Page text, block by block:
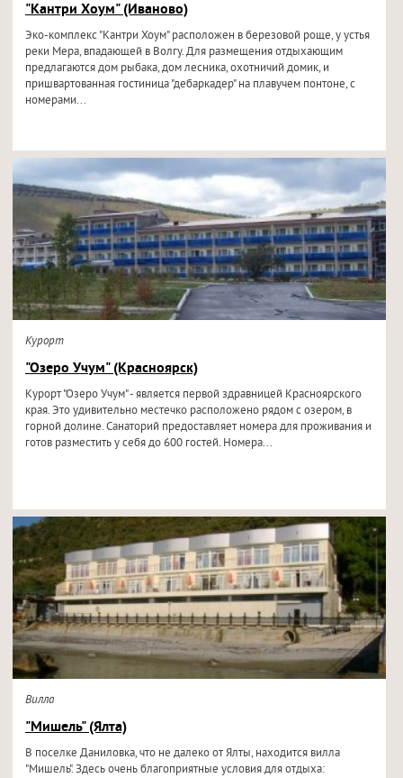
"Кантри Хоум" (Иваново)
Эко-комплекс "Кантри Хоум" расположен в березовой роще, у устья
реки Мера, впадающей в Волгу. Для размещения отдыхающим
предлагаются дом рыбака, дом лесника, охотничий домик, и
пришвартованная гостиница "дебаркадер" на плавучем понтоне, с
номерами...
Курорт
"Озеро Учум" (Красноярск)
Курорт "Озеро Учум" - является первой здравницей Красноярского
края. Это удивительно местечко расположено рядом с озером, в
горной долине. Санаторий предоставляет номера для проживания и
готов разместить у себя до 600 гостей. Номера...
Вилла
"Мишель" (Ялта)
В поселке Даниловка, что не далеко от Ялты, находится вилла
"Мишель". Здесь очень благоприятные условия для отдыха: